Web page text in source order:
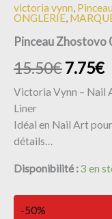
victoria vynn
ONGLERIE
Pinceau Zhostovo
15.50€7.75€
Victoria Vynn – Nail
Liner
Idéal en Nail Art
détails…
Disponibilité :3 en
-50%